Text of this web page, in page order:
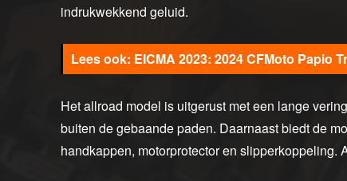
indrukwekkend geluid.
EICMA 2023: 2024 CFMoto Papio
Het allroad model is uitgerust met een lange
buiten de gebaande paden. Daarnaast biedt de
handkappen, motorprotector en slipperkoppeling.